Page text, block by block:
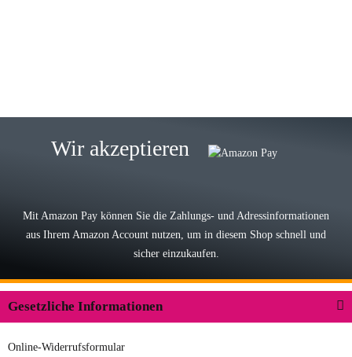
Lieferung, man kann bedenkenlos
Der Koffer macht einen sehr soliden
Wir akzeptieren
Mit Amazon Pay können Sie die Zahlungs- und Adressinformationen
aus Ihrem Amazon Account nutzen, um in diesem Shop schnell und
sicher einzukaufen.
Gesetzliche Informationen
Online-Widerrufsformular